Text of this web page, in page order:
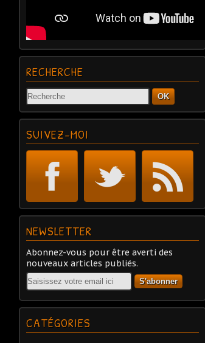
RECHERCHE
OK
SUIVEZ-MOI
NEWSLETTER
Abonnez-vous pour être averti des
nouveaux articles publiés.
Email
CATÉGORIES